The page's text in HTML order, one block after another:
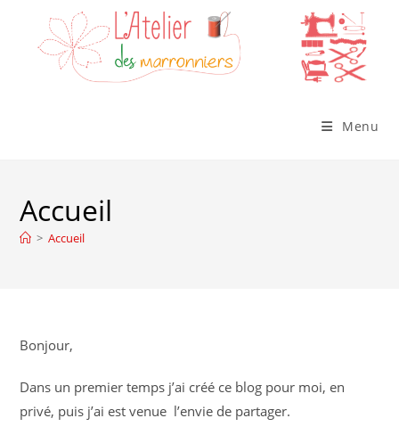
content
Menu
Accueil
> Accueil
Bonjour,
Dans un premier temps j’ai créé ce blog pour moi, en
privé, puis j’ai est venue l’envie de partager.